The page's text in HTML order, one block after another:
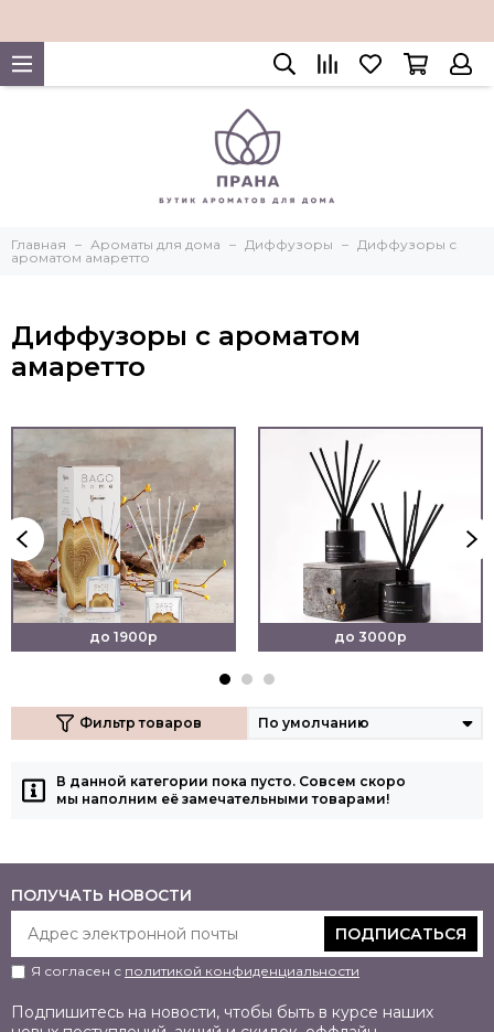
Главная Ароматы для дома Диффузоры
Диффузоры с
ароматом амаретто
Диффузоры с ароматом
амаретто
до 1900р до 3000р
Фильтр товаров
В данной категории пока пусто. Совсем скоро
мы наполним её замечательными товарами!
ПОЛУЧАТЬ НОВОСТИ
ПОДПИСАТЬСЯ
Я согласен с политикой конфиденциальности
Подпишитесь на новости, чтобы быть в курсе наших